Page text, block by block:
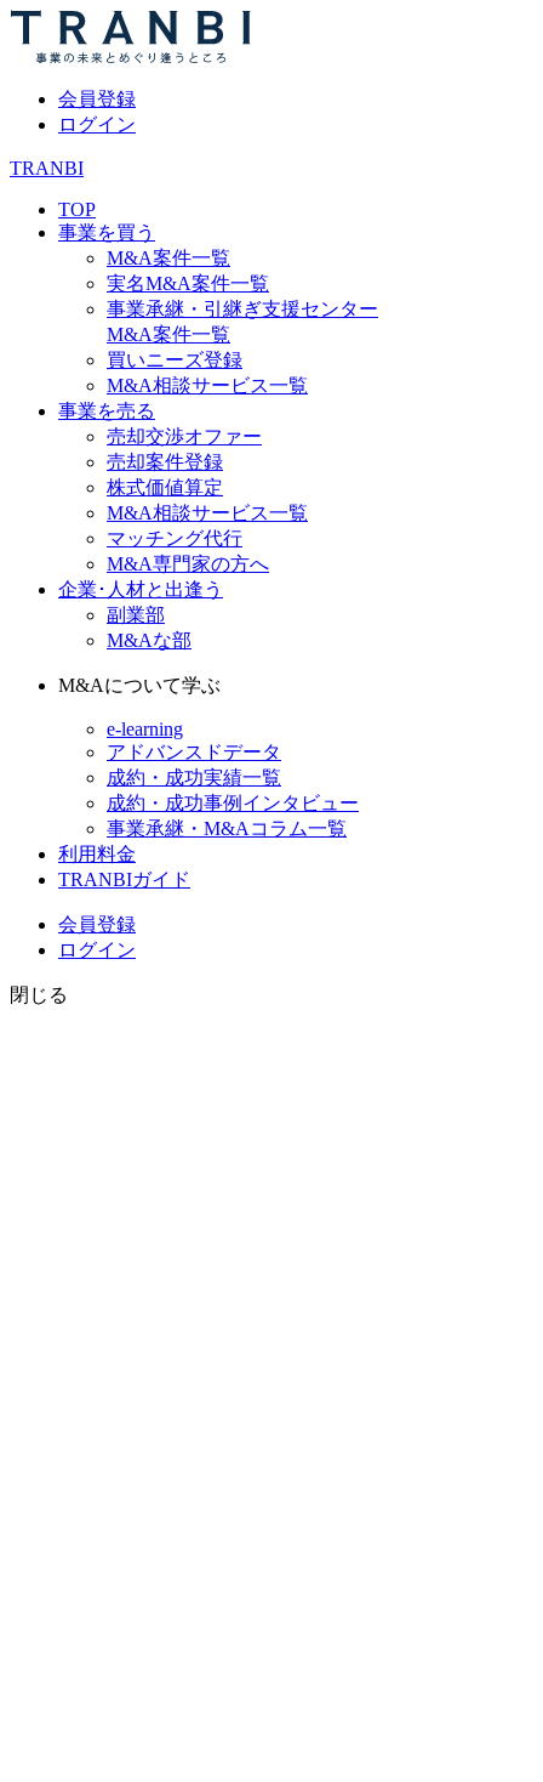
会員登録
ログイン
TRANBI
TOP
事業を買う
M&A案件一覧
実名M&A案件一覧
事業承継・引継ぎ支援センター
M&A案件一覧
買いニーズ登録
M&A相談サービス一覧
事業を売る
売却交渉オファー
売却案件登録
株式価値算定
M&A相談サービス一覧
マッチング代行
M&A専門家の方へ
企業･人材と出逢う
副業部
M&Aな部
M&Aについて学ぶ
e-learning
アドバンスドデータ
成約・成功実績一覧
成約・成功事例インタビュー
事業承継・M&Aコラム一覧
利用料金
TRANBIガイド
会員登録
ログイン
閉じる